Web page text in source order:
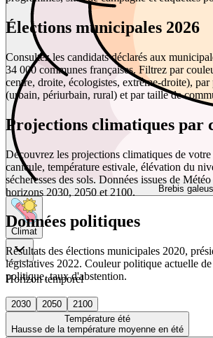
Brebis
Climat
Horizon temporel
2030 2050
2100
Température été
Hausse de la température moyenne en été
Élections municipales 2026
Consultez les candidats déclarés aux
34 000 communes françaises. Filtrez par
centre, droite, écologistes, extrême-droite),
(urbain, périurbain, rural) et par taille de
Projections climatiques par
Découvrez les projections climatiques de votre
canicule, température estivale, élévation du
sécheresses des sols. Données issues de
horizons 2030, 2050 et 2100.
Données politiques
Résultats des élections municipales 2020,
législatives 2022. Couleur politique actuelle
politique, taux d'abstention.